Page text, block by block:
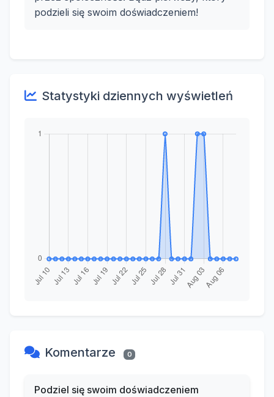
podzieli się swoim doświadczeniem!
Statystyki dziennych wyświetleń
Komentarze 0
Podziel się swoim doświadczeniem